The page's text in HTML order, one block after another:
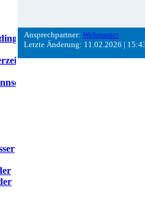
Ansprechpartner: Webmaster
Letzte Änderung: 11.02.2026 |